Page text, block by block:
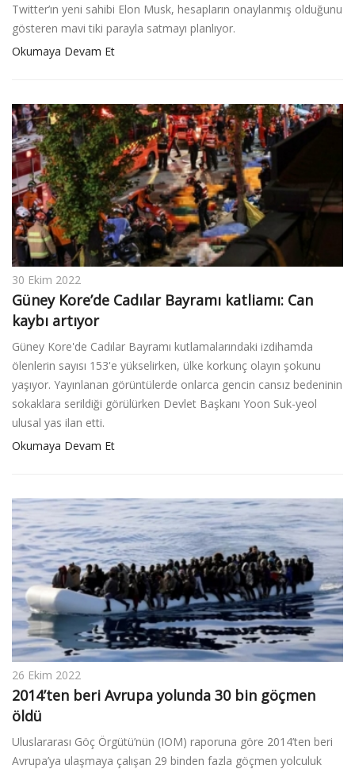
Twitter’ın yeni sahibi Elon Musk, hesapların onaylanmış olduğunu
gösteren mavi tiki parayla satmayı planlıyor.
Okumaya Devam Et
30 Ekim 2022
Güney Kore’de Cadılar Bayramı katliamı: Can
kaybı artıyor
Güney Kore'de Cadılar Bayramı kutlamalarındaki izdihamda
ölenlerin sayısı 153'e yükselirken, ülke korkunç olayın şokunu
yaşıyor. Yayınlanan görüntülerde onlarca gencin cansız bedeninin
sokaklara serildiği görülürken Devlet Başkanı Yoon Suk-yeol
ulusal yas ilan etti.
Okumaya Devam Et
26 Ekim 2022
2014’ten beri Avrupa yolunda 30 bin göçmen
öldü
Uluslararası Göç Örgütü’nün (IOM) raporuna göre 2014’ten beri
Avrupa’ya ulaşmaya çalışan 29 binden fazla göçmen yolculuk